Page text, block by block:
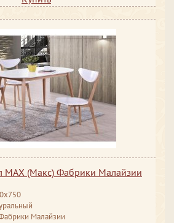
MAX (Макс) Фабрики Малайзии
Малайзии